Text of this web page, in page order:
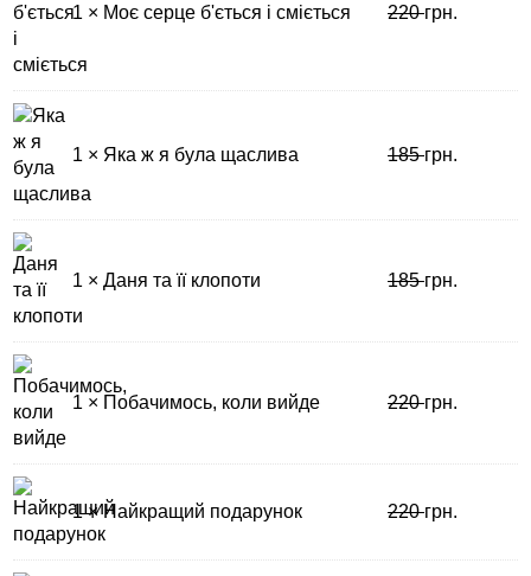
1 × Моє серце б'ється і сміється 220грн.
1 × Яка ж я була щаслива 185грн.
1 × Даня та її клопоти 185грн.
1 × Побачимось, коли вийде 220грн.
1 × Найкращий подарунок 220грн.